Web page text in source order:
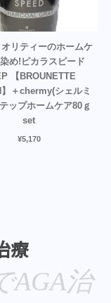
リティーのホームケ
め!ピカラスピード
【BROUNETTE
】＋chermy(シェルミ
ップホームケア80ｇ
set
¥5,170
療
AGA治